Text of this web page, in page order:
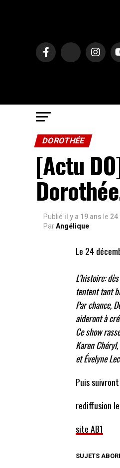
DOROTHÉE
[Actu
Publié il y a 19 ans le 24
ParAngélique
Le 24
L’histoire:
tentent tant
Par chance,
aideront à
Ce show
Karen
et Évelyne
Puis
rediffusion
site AB1
SUJETS